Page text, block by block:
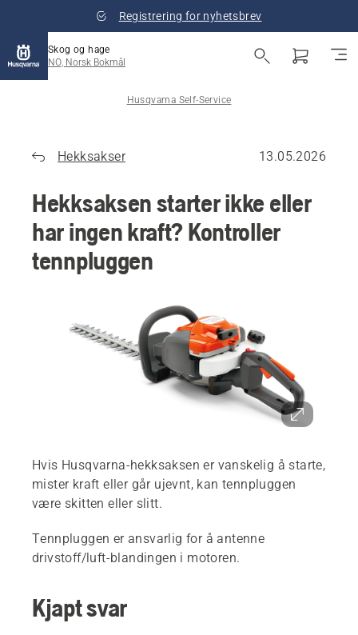
Registrering for nyhetsbrev
Skog og hage
NO, Norsk Bokmål
Husqvarna Self-Service
Hekksakser 13.05.2026
Hekksaksen starter ikke eller
har ingen kraft? Kontroller
tennpluggen
Hvis Husqvarna-hekksaksen er vanskelig å starte,
mister kraft eller går ujevnt, kan tennpluggen
være skitten eller slitt.
Tennpluggen er ansvarlig for å antenne
drivstoff/luft-blandingen i motoren.
Kjapt svar